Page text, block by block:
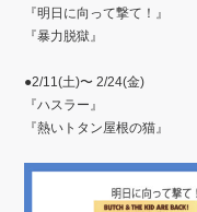
『明日に向って撃て！』
『暴力脱獄』
●2/11(土)〜 2/24(金)
『ハスラー』
『熱いトタン屋根の猫』